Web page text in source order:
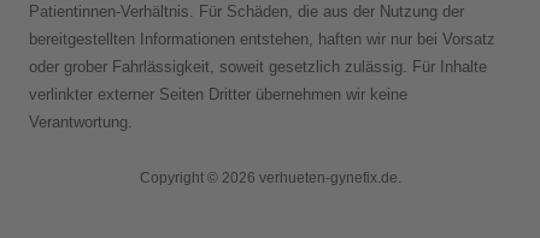
Patientinnen-Verhältnis. Für Schäden, die aus der Nutzung der
bereitgestellten Informationen entstehen, haften wir nur bei Vorsatz
oder grober Fahrlässigkeit, soweit gesetzlich zulässig. Für Inhalte
verlinkter externer Seiten Dritter übernehmen wir keine
Verantwortung.
Copyright © 2026 verhueten-gynefix.de.